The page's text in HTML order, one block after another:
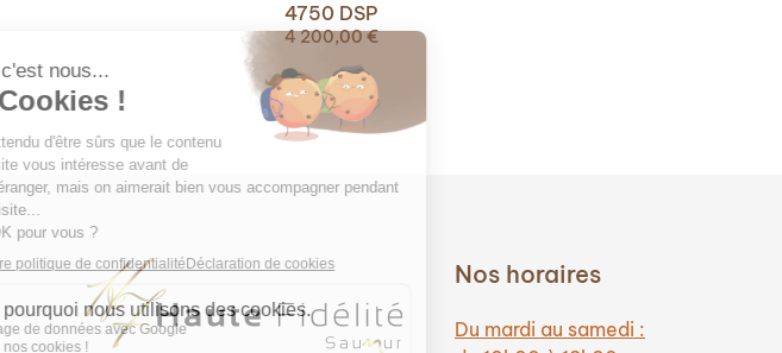
4750 DSP
4 200,00€
Nos horaires
Du mardi au samedi :